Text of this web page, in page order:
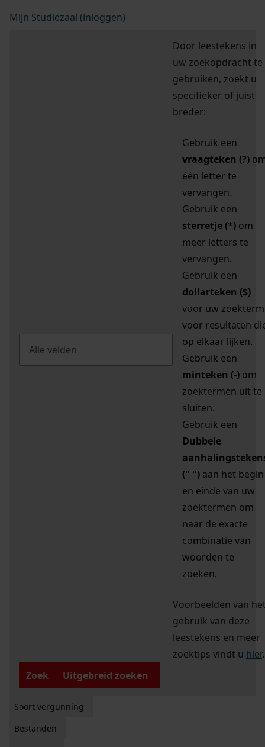
Mijn Studiezaal (inloggen)
Door leestekens in
uw zoekopdracht te
gebruiken, zoekt u
specifieker of juist
breder:
Gebruik een
vraagteken (?)
één letter te
vervangen.
Gebruik een
sterretje (*) om
meer letters te
vervangen.
Gebruik een
dollarteken ($)
voor uw zoekterm
voor resultaten
op elkaar lijken.
Gebruik een
minteken (-) om
zoektermen uit te
sluiten.
Gebruik een
Dubbele
(" ") aan het begin
en einde van uw
zoektermen om
naar de exacte
combinatie van
woorden te
zoeken.
Voorbeelden van
gebruik van deze
leestekens en meer
zoektips vindt u hier.
Zoek
Uitgebreid zoeken
Soort vergunning
Bestanden